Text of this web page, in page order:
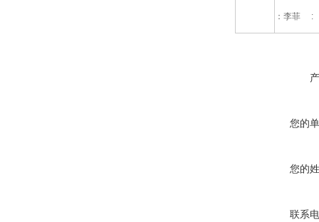
：李菲 :
您的
您的
联系